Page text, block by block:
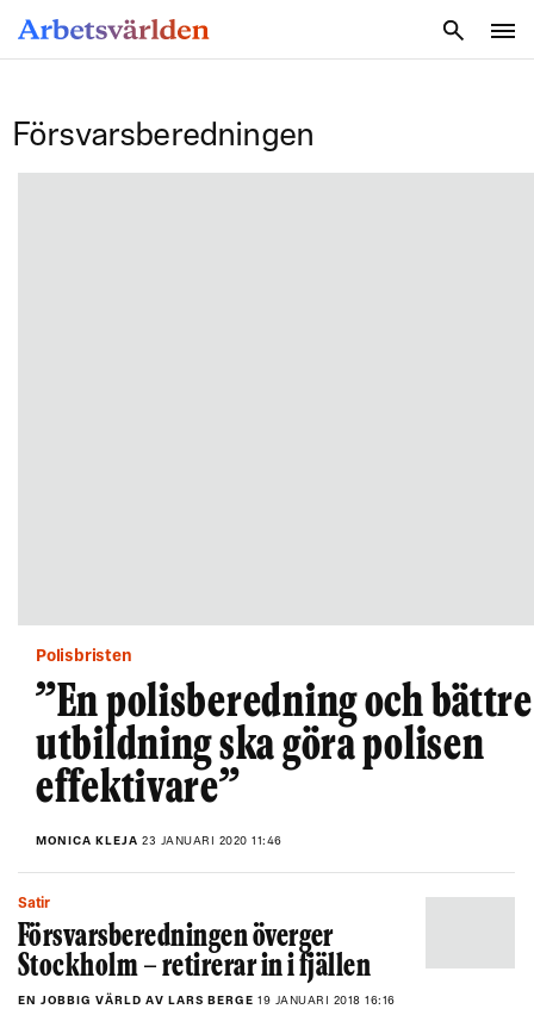
Försvarsberedningen
Polisbristen
”En polisberedning och bättre
utbildning ska göra polisen
effektivare”
MONICA KLEJA 23 JANUARI 2020 11:46
Satir
Försvarsberedningen överger
Stockholm – retirerar in i fjällen
EN JOBBIG VÄRLD AV LARS BERGE 19 JANUARI 2018 16:16